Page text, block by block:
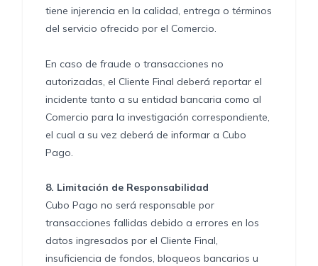
tiene injerencia en la calidad, entrega o términos
del servicio ofrecido por el Comercio.
En caso de fraude o transacciones no
autorizadas, el Cliente Final deberá reportar el
incidente tanto a su entidad bancaria como al
Comercio para la investigación correspondiente,
el cual a su vez deberá de informar a Cubo
Pago.
8. Limitación de Responsabilidad
Cubo Pago no será responsable por
transacciones fallidas debido a errores en los
datos ingresados por el Cliente Final,
insuficiencia de fondos, bloqueos bancarios u